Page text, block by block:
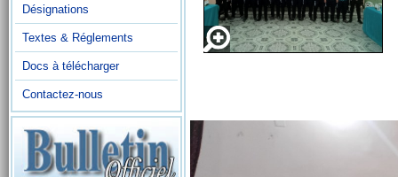
Désignations
Textes & Réglements
Docs à télécharger
Contactez-nous